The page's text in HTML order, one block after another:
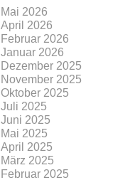
Mai 2026
April 2026
Februar 2026
Januar 2026
Dezember 2025
November 2025
Oktober 2025
Juli 2025
Juni 2025
Mai 2025
April 2025
März 2025
Februar 2025